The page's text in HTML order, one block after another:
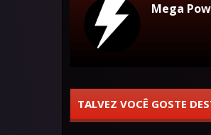
Mega
TALVEZ VOCÊ GOSTE